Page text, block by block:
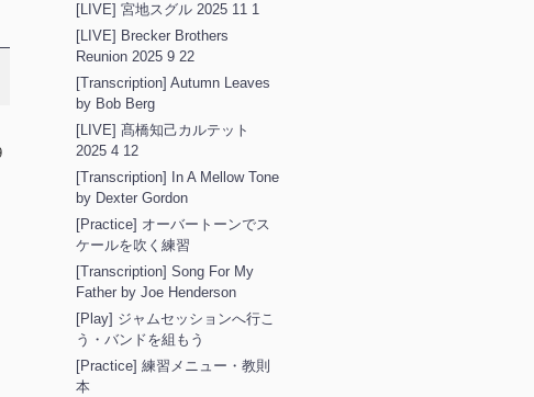
[LIVE] 宮地スグル 2025 11 1
[LIVE] Brecker Brothers
Reunion 2025 9 22
[Transcription] Autumn Leaves
by Bob Berg
[LIVE] 髙橋知己カルテット
2025 4 12
[Transcription] In A Mellow Tone
by Dexter Gordon
[Practice] オーバートーンでス
ケールを吹く練習
[Transcription] Song For My
Father by Joe Henderson
[Play] ジャムセッションへ行こ
う・バンドを組もう
[Practice] 練習メニュー・教則
本